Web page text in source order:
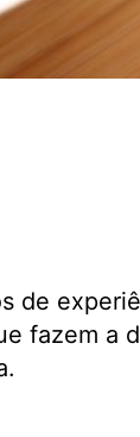
de
fazem a